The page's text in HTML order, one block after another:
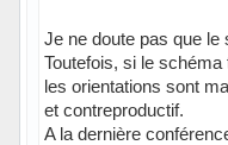
Je ne doute pas que le
Toutefois, si le
les orientations sont
et contreproductif.
A la dernière